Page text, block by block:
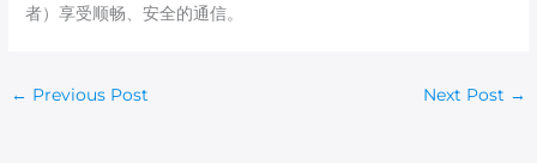
者）享受顺畅、安全的通信。
← Previous Post Next Post →